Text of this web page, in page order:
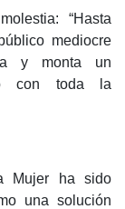
“Hasta
mediocre
y monta un
con toda la
Mujer ha sido
una solución